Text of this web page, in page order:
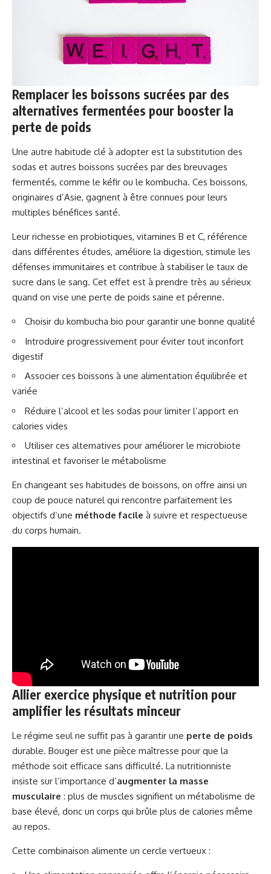
Remplacer les boissons sucrées par des
alternatives fermentées pour booster la
perte de poids
Une autre habitude clé à adopter est la substitution des
sodas et autres boissons sucrées par des breuvages
fermentés, comme le kéfir ou le kombucha. Ces boissons,
originaires d’Asie, gagnent à être connues pour leurs
multiples bénéfices santé.
Leur richesse en probiotiques, vitamines B et C, référence
dans différentes études, améliore la digestion, stimule les
défenses immunitaires et contribue à stabiliser le taux de
sucre dans le sang. Cet effet est à prendre très au sérieux
quand on vise une perte de poids saine et pérenne.
Choisir du kombucha bio pour garantir une bonne qualité
Introduire progressivement pour éviter tout inconfort
digestif
Associer ces boissons à une alimentation équilibrée et
variée
Réduire l’alcool et les sodas pour limiter l’apport en
calories vides
Utiliser ces alternatives pour améliorer le microbiote
intestinal et favoriser le métabolisme
En changeant ses habitudes de boissons, on offre ainsi un
coup de pouce naturel qui rencontre parfaitement les
objectifs d’une méthode facile à suivre et respectueuse
du corps humain.
Allier exercice physique et nutrition pour
amplifier les résultats minceur
Le régime seul ne suffit pas à garantir une perte de poids
durable. Bouger est une pièce maîtresse pour que la
méthode soit efficace sans difficulté. La nutritionniste
insiste sur l’importance d’augmenter la masse
musculaire : plus de muscles signifient un métabolisme de
base élevé, donc un corps qui brûle plus de calories même
au repos.
Cette combinaison alimente un cercle vertueux :